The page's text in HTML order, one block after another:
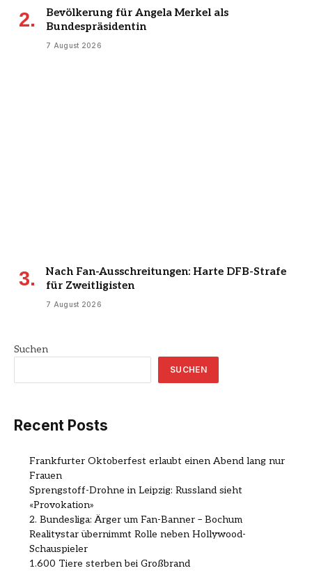
Bevölkerung für Angela Merkel als
Bundespräsidentin
7 August 2026
Nach Fan-Ausschreitungen: Harte DFB-Strafe
für Zweitligisten
7 August 2026
Suchen
SUCHEN
Recent Posts
Frankfurter Oktoberfest erlaubt einen Abend lang nur
Frauen
Sprengstoff-Drohne in Leipzig: Russland sieht
«Provokation»
2. Bundesliga: Ärger um Fan-Banner – Bochum
Realitystar übernimmt Rolle neben Hollywood-
Schauspieler
1.600 Tiere sterben bei Großbrand